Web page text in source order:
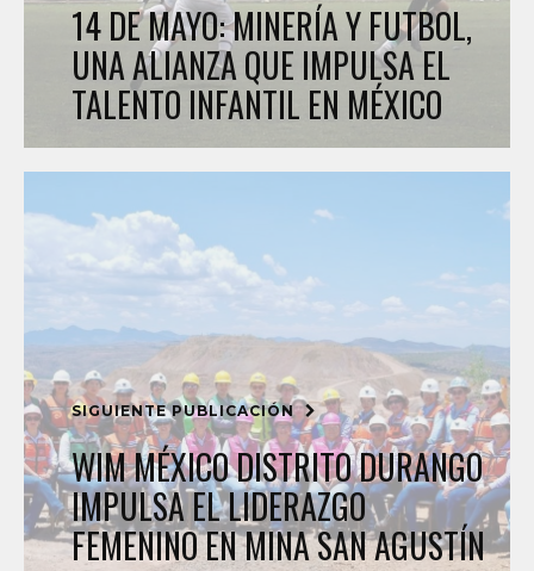
14 DE MAYO: MINERÍA Y FUTBOL,
UNA ALIANZA QUE IMPULSA EL
TALENTO INFANTIL EN MÉXICO
SIGUIENTE PUBLICACIÓN
WIM MÉXICO DISTRITO DURANGO
IMPULSA EL LIDERAZGO
FEMENINO EN MINA SAN AGUSTÍN